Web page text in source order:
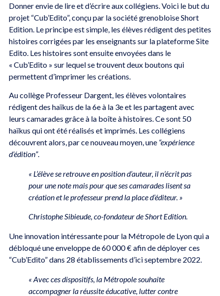
Donner envie de lire et d’écrire aux collégiens. Voici le but du
projet “Cub’Edito”, conçu par la société grenobloise Short
Edition. Le principe est simple, les élèves rédigent des petites
histoires corrigées par les enseignants sur la plateforme Site
Edito. Les histoires sont ensuite envoyées dans le
« Cub’Edito » sur lequel se trouvent deux boutons qui
permettent d’imprimer les créations.
Au collège Professeur Dargent, les élèves volontaires
rédigent des haïkus de la 6e à la 3e et les partagent avec
leurs camarades grâce à la boîte à histoires. Ce sont 50
haïkus qui ont été réalisés et imprimés. Les collégiens
découvrent alors, par ce nouveau moyen, une “expérience
d’édition”.
« L’élève se retrouve en position d’auteur, il n’écrit pas
pour une note mais pour que ses camarades lisent sa
création et le professeur prend la place d’éditeur. »
Christophe Sibieude, co-fondateur de Short Edition.
Une innovation intéressante pour la Métropole de Lyon qui a
débloqué une enveloppe de 60 000 € afin de déployer ces
“Cub’Edito” dans 28 établissements d’ici septembre 2022.
« Avec ces dispositifs, la Métropole souhaite
accompagner la réussite éducative, lutter contre